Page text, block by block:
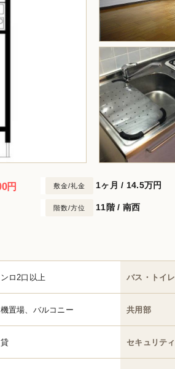
円 敷金/礼金 1ヶ月 / 14.5万円
階数/方位 11階 / 南西
ロ2口以上 バス・トイレ
置場、バルコニー 共用部
セキュリティ